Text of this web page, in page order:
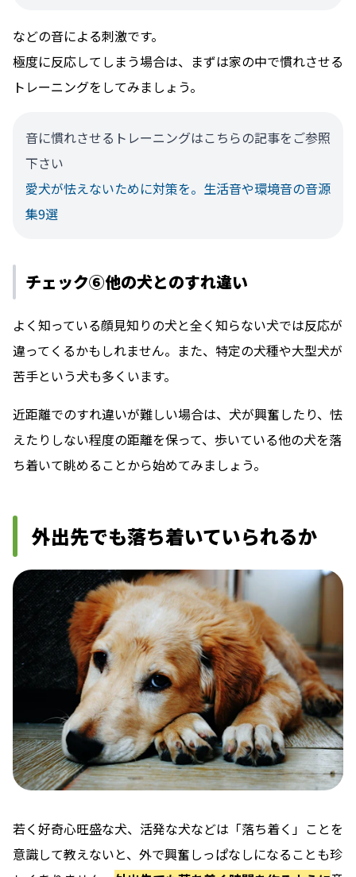
などの音による刺激です。
極度に反応してしまう場合は、まずは家の中で慣れさせる
トレーニングをしてみましょう。
音に慣れさせるトレーニングはこちらの記事をご参照
下さい
愛犬が怯えないために対策を。生活音や環境音の音源
集9選
チェック⑥他の犬とのすれ違い
よく知っている顔見知りの犬と全く知らない犬では反応が
違ってくるかもしれません。また、特定の犬種や大型犬が
苦手という犬も多くいます。
近距離でのすれ違いが難しい場合は、犬が興奮したり、怯
えたりしない程度の距離を保って、歩いている他の犬を落
ち着いて眺めることから始めてみましょう。
外出先でも落ち着いていられるか
若く好奇心旺盛な犬、活発な犬などは「落ち着く」ことを
意識して教えないと、外で興奮しっぱなしになることも珍